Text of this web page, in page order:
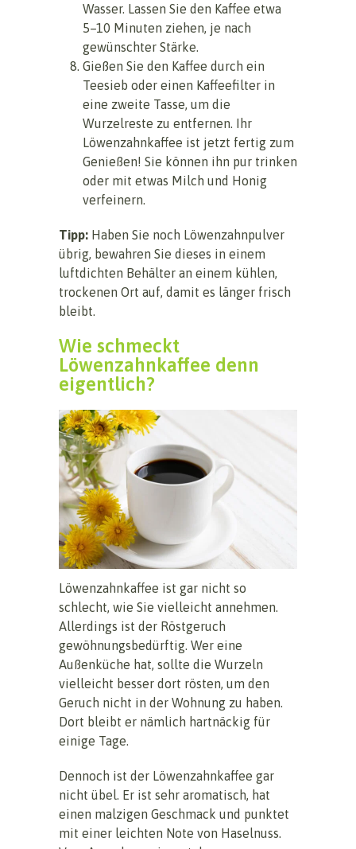
Wasser. Lassen Sie den Kaffee etwa
5–10 Minuten ziehen, je nach
gewünschter Stärke.
Gießen Sie den Kaffee durch ein
Teesieb oder einen Kaffeefilter in
eine zweite Tasse, um die
Wurzelreste zu entfernen. Ihr
Löwenzahnkaffee ist jetzt fertig zum
Genießen! Sie können ihn pur trinken
oder mit etwas Milch und Honig
verfeinern.
Tipp: Haben Sie noch Löwenzahnpulver
übrig, bewahren Sie dieses in einem
luftdichten Behälter an einem kühlen,
trockenen Ort auf, damit es länger frisch
bleibt.
Wie schmeckt
Löwenzahnkaffee denn
eigentlich?
Löwenzahnkaffee ist gar nicht so
schlecht, wie Sie vielleicht annehmen.
Allerdings ist der Röstgeruch
gewöhnungsbedürftig. Wer eine
Außenküche hat, sollte die Wurzeln
vielleicht besser dort rösten, um den
Geruch nicht in der Wohnung zu haben.
Dort bleibt er nämlich hartnäckig für
einige Tage.
Dennoch ist der Löwenzahnkaffee gar
nicht übel. Er ist sehr aromatisch, hat
einen malzigen Geschmack und punktet
mit einer leichten Note von Haselnuss.